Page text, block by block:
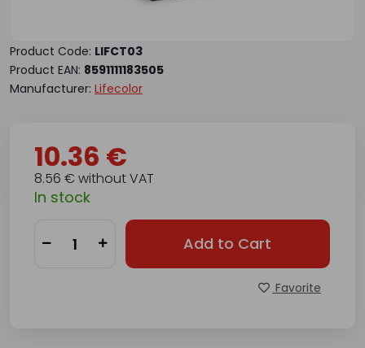
Product Code: LIFCT03
Product EAN: 8591111183505
Manufacturer: Lifecolor
10.36 €
8.56 € without VAT
In stock
Add to Cart
Favorite